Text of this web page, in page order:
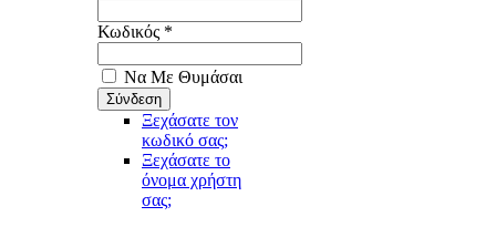
Κωδικός *
Να Με Θυμάσαι
Ξεχάσατε τον
κωδικό σας;
Ξεχάσατε το
όνομα χρήστη
σας;